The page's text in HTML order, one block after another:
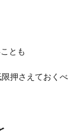
とも
押さえておくべ